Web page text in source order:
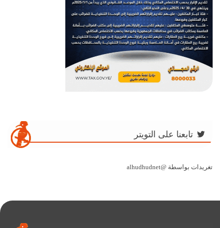
تابعنا على التويتر
تغريدات بواسطة @alhudhudnet